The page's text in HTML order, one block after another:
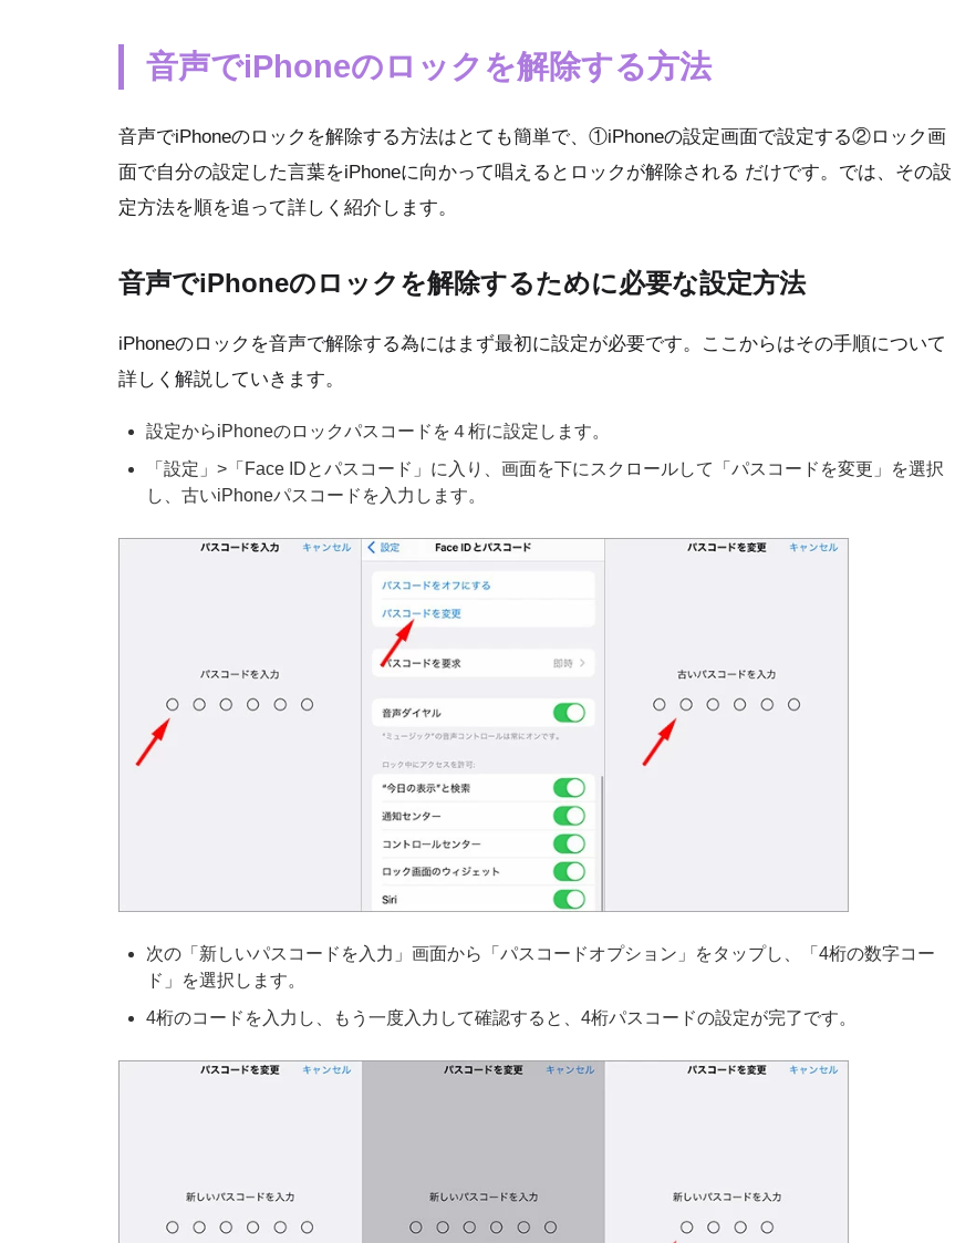
音声でiPhoneのロックを解除する方法
音声でiPhoneのロックを解除する方法はとても簡単で、①iPhoneの設定画面で設定する②ロック画
面で自分の設定した言葉をiPhoneに向かって唱えるとロックが解除される だけです。では、その設
定方法を順を追って詳しく紹介します。
音声でiPhoneのロックを解除するために必要な設定方法
iPhoneのロックを音声で解除する為にはまず最初に設定が必要です。ここからはその手順について
詳しく解説していきます。
設定からiPhoneのロックパスコードを４桁に設定します。
「設定」>「Face IDとパスコード」に入り、画面を下にスクロールして「パスコードを変更」を選択
し、古いiPhoneパスコードを入力します。
次の「新しいパスコードを入力」画面から「パスコードオプション」をタップし、「4桁の数字コー
ド」を選択します。
4桁のコードを入力し、もう一度入力して確認すると、4桁パスコードの設定が完了です。